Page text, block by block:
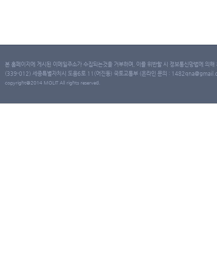
본 홈페이지에 게시된 이메일주소가 수집되는것을 거부하며, 이를 위반할 시 정보통신망법에 의
(339-012) 세종특별자치시 도움6로 11(어진동) 국토교통부 (온라인 문의 :
copyright@2014 MOLIT All rights reserved.